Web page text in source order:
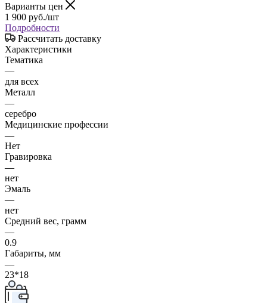
Варианты цен
1 900 руб./шт
Подробности
Рассчитать доставку
Характеристики
Тематика
—
для всех
Металл
—
серебро
Медицинские профессии
—
Нет
Гравировка
—
нет
Эмаль
—
нет
Средний вес, грамм
—
0.9
Габариты, мм
—
23*18